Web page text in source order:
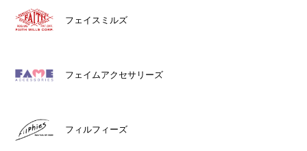
フェイスミルズ
フェイムアクセサリーズ
フィルフィーズ